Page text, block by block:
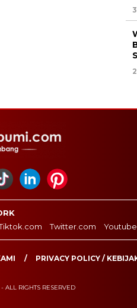
Twitter.com
PRIVACY POLICY /
ALL RIGHTS RESERVED